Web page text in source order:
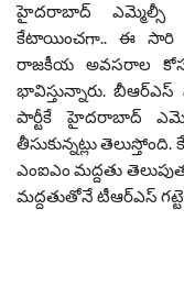
హైదరాబాద్ ఎమ్మెల్సీ
కేటాయించగా.. ఈ సారి
రాజకీయ అవసరాల
భావిస్తున్నారు.
పార్టీకే హైదరాబాద్
తీసుకున్నట్లు
ఎంఐఎం మద్దతు
మద్దతుతోనే టీఆర్ఎస్